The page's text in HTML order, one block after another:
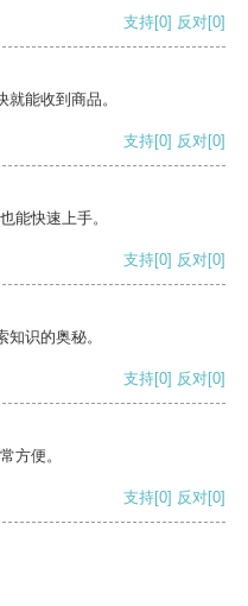
支持[0] 反对[0]
能收到商品。
支持[0] 反对[0]
能快速上手。
支持[0] 反对[0]
识的奥秘。
支持[0] 反对[0]
方便。
支持[0] 反对[0]